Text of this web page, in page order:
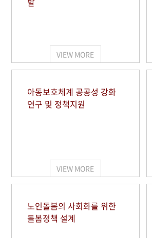
VIEW MORE
아동보호체계 공공성 강화
연구 및 정책지원
VIEW MORE
노인돌봄의 사회화를 위한
돌봄정책 설계